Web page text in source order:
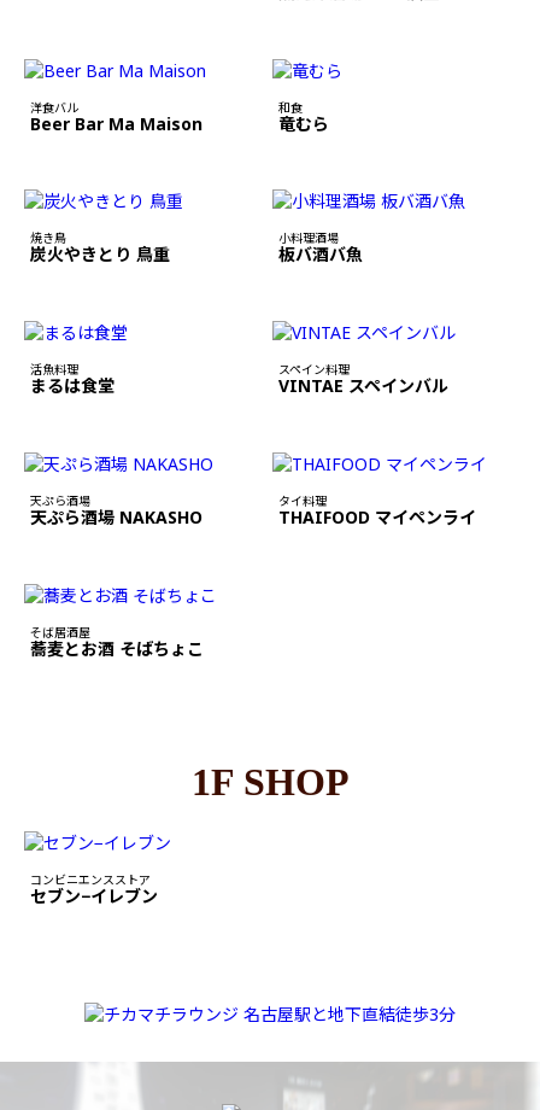
洋食バル
Beer Bar Ma Maison
和食
竜むら
焼き鳥
炭火やきとり 鳥重
小料理酒場
板バ酒バ魚
活魚料理
まるは食堂
スペイン料理
VINTAE スペインバル
天ぷら酒場
天ぷら酒場 NAKASHO
タイ料理
THAIFOOD マイペンライ
そば居酒屋
蕎麦とお酒 そばちょこ
1F SHOP
コンビニエンスストア
セブン−イレブン